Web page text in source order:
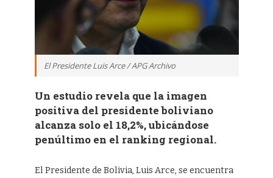
El Presidente Luis Arce / APG Archivo
Un estudio revela que la imagen
positiva del presidente boliviano
alcanza solo el 18,2%, ubicándose
penúltimo en el ranking regional.
El Presidente de Bolivia, Luis Arce, se encuentra